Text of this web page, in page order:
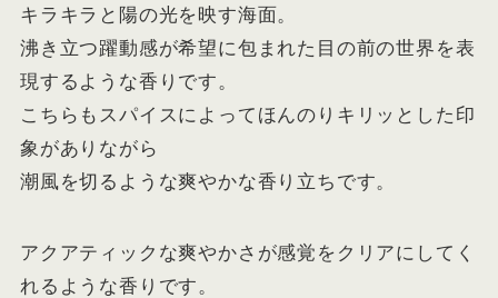
キラキラと陽の光を映す海面。
沸き立つ躍動感が希望に包まれた目の前の世界を表
現するような香りです。
こちらもスパイスによってほんのりキリッとした印
象がありながら
潮風を切るような爽やかな香り立ちです。
アクアティックな爽やかさが感覚をクリアにしてく
れるような香りです。